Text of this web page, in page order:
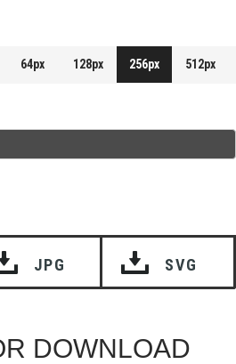
64px 128px 256px 512px
JPG SVG
DOWNLOAD